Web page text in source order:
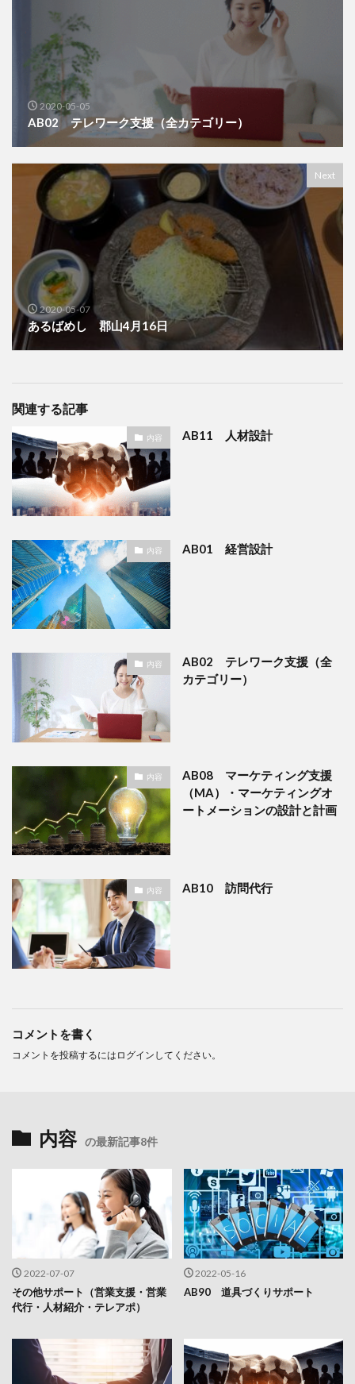
2020-05-05
AB02 テレワーク支援（全カテゴリー）
Next
2020-05-07
あるばめし 郡山4月16日
関連する記事
内容 AB11 人材設計
内容 AB01 経営設計
内容
AB02 テレワーク支援（全
カテゴリー）
内容
AB08 マーケティング支援
（MA）・マーケティングオ
ートメーションの設計と計画
内容 AB10 訪問代行
コメントを書く
コメントを投稿するには ログイン してください。
内容 の最新記事8件
2022-07-07
その他サポート（営業支援・営業
代行・人材紹介・テレアポ）
2022-05-16
AB90 道具づくりサポート